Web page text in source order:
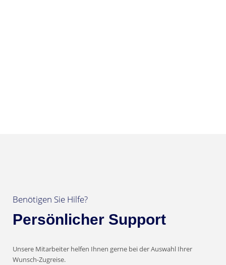
Benötigen Sie Hilfe?
Persönlicher Support
Unsere Mitarbeiter helfen Ihnen gerne bei der Auswahl Ihrer
Wunsch-Zugreise.